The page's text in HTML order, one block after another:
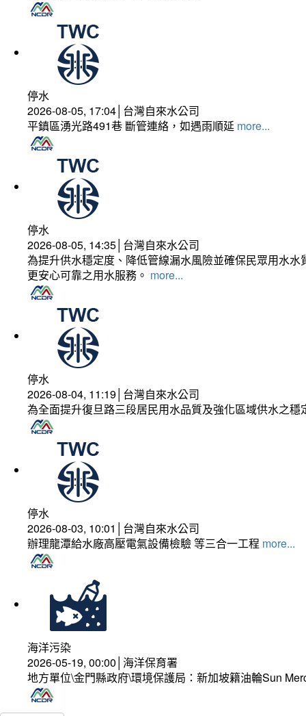
停水
2026-08-05, 17:04│台灣自來水公司
平鎮區湧光路491巷 斷管連絡，如遇雨順延 more...
停水
2026-08-05, 14:35│台灣自來水公司
為提升供水穩定度、降低管線漏水風險並確保民眾用水
更安心可靠之用水服務。 more...
停水
2026-08-04, 11:19│台灣自來水公司
為全面提升復旦路三段居民用水品質及強化區域供水之
停水
2026-08-03, 10:01│台灣自來水公司
辦理龍潭給水廠高壓電氣設備檢驗 等三合一工程 more...
海洋污染
2026-05-19, 00:00│海洋保育署
地方單位\金門縣政府\環境保護局：新加坡籍油輪Sun